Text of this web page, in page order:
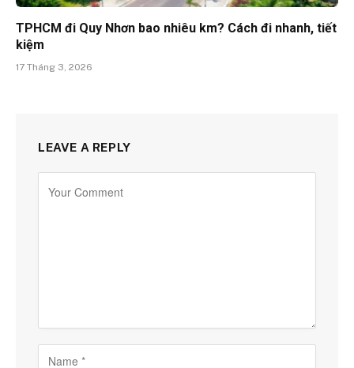
TPHCM đi Quy Nhơn bao nhiêu km? Cách đi nhanh, tiết
kiệm
17 Tháng 3, 2026
LEAVE A REPLY